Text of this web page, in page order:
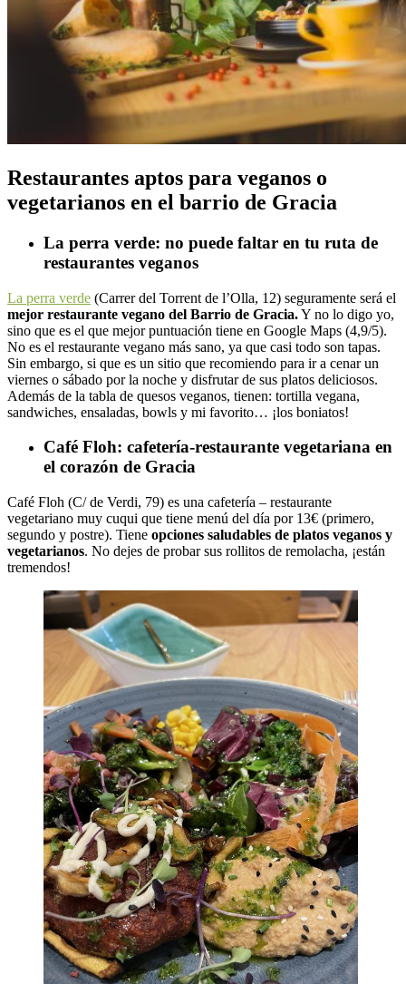
Restaurantes aptos para veganos o
vegetarianos en el barrio de Gracia
La perra verde: no puede faltar en tu ruta de
restaurantes veganos
La perra verde (Carrer del Torrent de l’Olla, 12) seguramente será el
mejor restaurante vegano del Barrio de Gracia.Y no lo digo yo,
sino que es el que mejor puntuación tiene en Google Maps (4,9/5).
No es el restaurante vegano más sano, ya que casi todo son tapas.
Sin embargo, si que es un sitio que recomiendo para ir a cenar un
viernes o sábado por la noche y disfrutar de sus platos deliciosos.
Además de la tabla de quesos veganos, tienen: tortilla vegana,
sandwiches, ensaladas, bowls y mi favorito… ¡los boniatos!
Café Floh: cafetería-restaurante vegetariana en
el corazón de Gracia
Café Floh (C/ de Verdi, 79) es una cafetería – restaurante
vegetariano muy cuqui que tiene menú del día por 13€ (primero,
segundo y postre). Tiene opciones saludables de platos veganos y
vegetarianos. No dejes de probar sus rollitos de remolacha, ¡están
tremendos!